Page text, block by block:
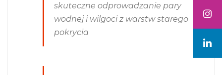
skuteczne odprowadzanie pary
wodnej i wilgoci z warstw starego
pokrycia